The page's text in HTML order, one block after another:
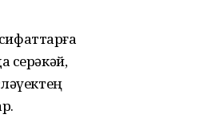
серәкәй,